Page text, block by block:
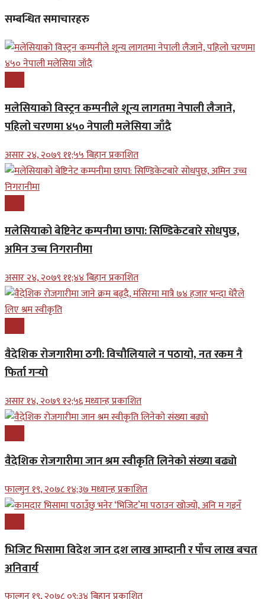
सम्बन्धित समाचारहरु
मलेसियाको विस्ट्रन कम्पनीले शून्य लागतमा नेपाली लैजाने,
पहिलो चरणमा ४५० नेपाली मलेसिया जाँदै
असार २४, २०७९ ११;५५ बिहान प्रकाशित
मलेसियाको बेष्टिनेट कम्पनीमा छापा: सिण्डिकेटबारे सोधपुछ,
अमिन उच्च निगरानीमा
असार २४, २०७९ ११;४४ बिहान प्रकाशित
वैदेशिक रोजगारीमा ठगी: विचौलियाले न पठायो, नत रकम नै
फिर्ता गर्‍यो
असार १४, २०७९ १२;५६ मध्यान्ह प्रकाशित
वैदेशिक रोजगारीमा जान श्रम स्वीकृति लिनेको संख्या बढ्याे
फाल्गुन १९, २०७८ १४;३७ मध्यान्ह प्रकाशित
भिजिट भिसामा विदेश जान दश लाख आम्दानी र पाँच लाख बचत
अनिवार्य